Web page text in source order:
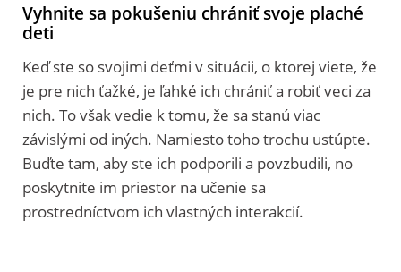
Vyhnite sa pokušeniu chrániť svoje plaché
deti
Keď ste so svojimi deťmi v situácii, o ktorej viete, že
je pre nich ťažké, je ľahké ich chrániť a robiť veci za
nich. To však vedie k tomu, že sa stanú viac
závislými od iných. Namiesto toho trochu ustúpte.
Buďte tam, aby ste ich podporili a povzbudili, no
poskytnite im priestor na učenie sa
prostredníctvom ich vlastných interakcií.